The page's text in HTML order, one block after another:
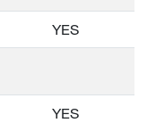
YES
YES